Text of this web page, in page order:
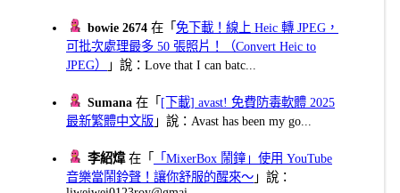
bowie 2674 在「免下載！線上 Heic 轉 JPEG，
可批次處理最多 50 張照片！（Convert Heic to
JPEG）
」說：Love that I can batc...
Sumana 在「 [下載] avast! 免費防毒軟體 2025
最新繁體中文版 」說：Avast has been my go...
李紹煒在「
「MixerBox 鬧鐘」使用 YouTube
音樂當鬧鈴聲！讓你舒服的醒來～ 」說：